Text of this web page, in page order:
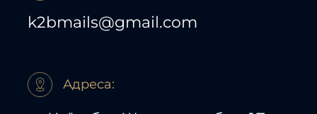
k2bmails@gmail.com
Адреса: